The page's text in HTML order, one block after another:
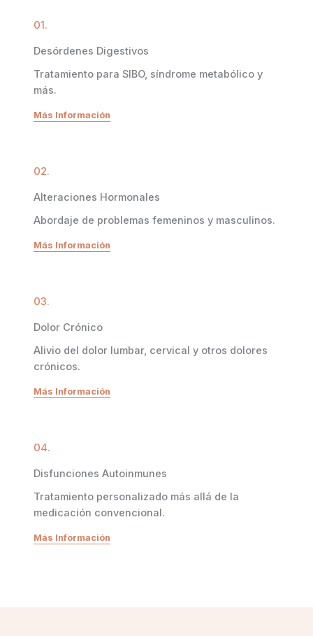
01.
Desórdenes Digestivos
Tratamiento para SIBO, síndrome metabólico y
más.
Más Información
02.
Alteraciones Hormonales
Abordaje de problemas femeninos y masculinos.
Más Información
03.
Dolor Crónico
Alivio del dolor lumbar, cervical y otros dolores
crónicos.
Más Información
04.
Disfunciones Autoinmunes
Tratamiento personalizado más allá de la
medicación convencional.
Más Información